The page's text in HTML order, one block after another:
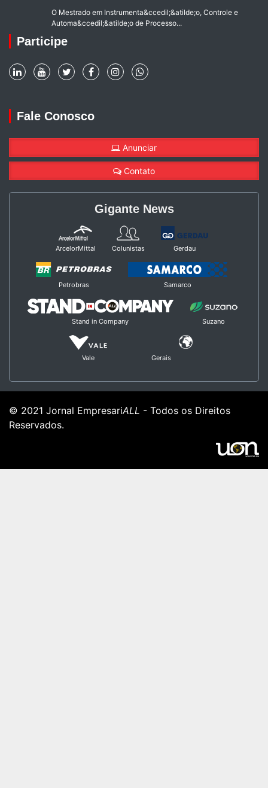
O Mestrado em Instrumenta&ccedil;&atilde;o, Controle e
Automa&ccedil;&atilde;o de Processo...
Participe
Fale Conosco
Anunciar
Contato
Gigante News
ArcelorMittal Colunistas Gerdau
Petrobras Samarco
Stand in Company Suzano
Vale Gerais
© 2021 Jornal EmpresariALL - Todos os Direitos
Reservados.